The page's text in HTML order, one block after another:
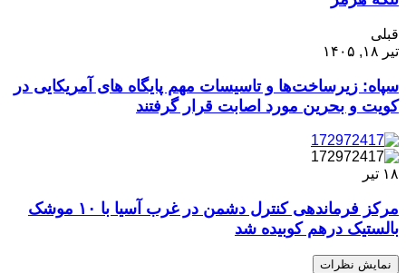
قبلی
تیر ۱۸, ۱۴۰۵
سپاه: زیرساخت‌ها و تاسیسات مهم پایگاه های آمریکایی در
کویت و بحرین مورد اصابت قرار گرفتند
۱۸ تیر
مرکز فرماندهی کنترل دشمن در غرب آسیا با ۱۰ موشک
بالستیک درهم کوبیده شد
نمایش نظرات